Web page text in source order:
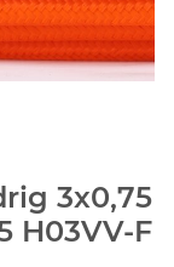
3x0,75
H03VV-F